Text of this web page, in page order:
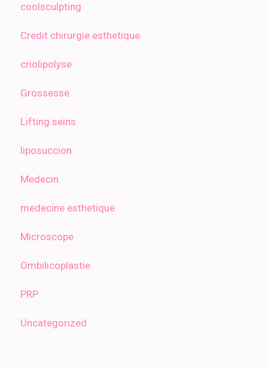
coolsculpting
Credit chirurgie esthetique
criolipolyse
Grossesse
Lifting seins
liposuccion
Medecin
medecine esthetique
Microscope
Ombilicoplastie
PRP
Uncategorized